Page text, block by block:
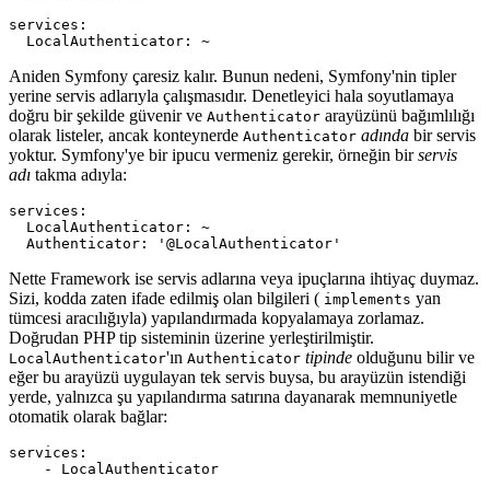
services:
Aniden Symfony çaresiz kalır. Bunun nedeni, Symfony'nin tipler
yerine servis adlarıyla çalışmasıdır. Denetleyici hala soyutlamaya
doğru bir şekilde güvenir ve Authenticator arayüzünü bağımlılığı
olarak listeler, ancak konteynerde Authenticator adında bir servis
yoktur. Symfony'ye bir ipucu vermeniz gerekir, örneğin birservis
adı takma adıyla:
services:
  LocalAuthenticator: ~
Nette Framework ise servis adlarına veya ipuçlarına ihtiyaç duymaz.
Sizi, kodda zaten ifade edilmiş olan bilgileri ( implements yan
tümcesi aracılığıyla) yapılandırmada kopyalamaya zorlamaz.
Doğrudan PHP tip sisteminin üzerine yerleştirilmiştir.
LocalAuthenticator'ın Authenticator tipinde olduğunu bilir ve
eğer bu arayüzü uygulayan tek servis buysa, bu arayüzün istendiği
yerde, yalnızca şu yapılandırma satırına dayanarak memnuniyetle
otomatik olarak bağlar:
services: